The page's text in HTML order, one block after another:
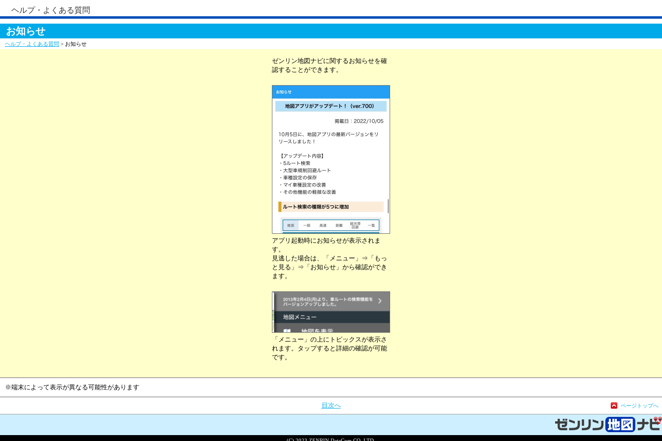
ヘルプ・よくある質問
お知らせ
ヘルプ・よくある質問 > お知らせ
ゼンリン地図ナビに関するお知らせを確
認することができます。
アプリ起動時にお知らせが表示されま
す。
見逃した場合は、「メニュー」⇒「もっ
と見る」⇒「お知らせ」から確認ができ
ます。
「メニュー」の上にトピックスが表示さ
れます。タップすると詳細の確認が可能
です。
※端末によって表示が異なる可能性があります
目次へ ページトップへ